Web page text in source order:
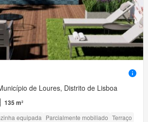
de Loures, Distrito de Lisboa
135 m²
equipada Parcialmente mobiliado Terraço